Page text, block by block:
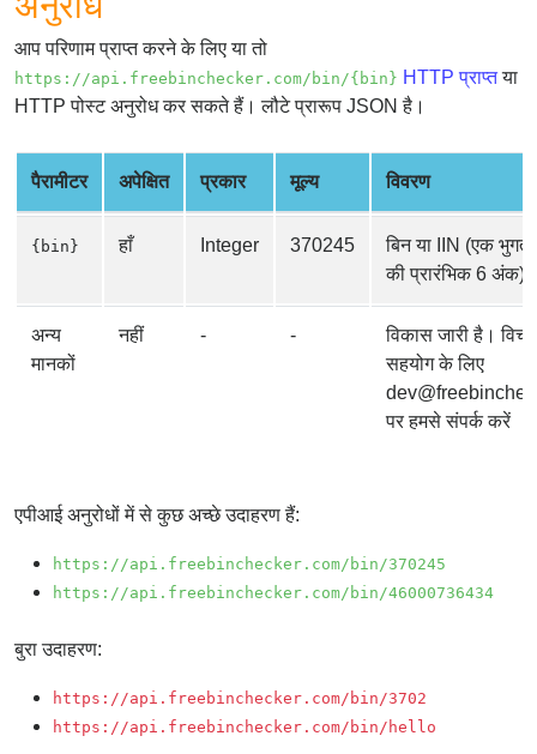
Generate
Credit
Card
from
BIN
Credit
Card
Checker
Service
What
is
My
IP
Lookup
IP
BIN
/
आप परिणाम प्राप्त करने के लिए या तो
https://api.freebinchecker.com/bin/{bin} HTTP प्राप्तया
HTTP पोस्ट अनुरोध कर सकते हैं। लौटे प्रारूप JSON है।
पैरामीटर अपेक्षित प्रकार मूल्य विवरण
{bin} हाँ Integer 370245
बिन या IIN (एक
की प्रारंभिक 6 अंक)
अन्य
मानकों
नहीं - -
विकास जारी है।
सहयोग के लिए
पर हमसे संपर्क करें
एपीआई अनुरोधों में से कुछ अच्छे उदाहरण हैं:
https://api.freebinchecker.com/bin/370245
https://api.freebinchecker.com/bin/46000736434
बुरा उदाहरण:
https://api.freebinchecker.com/bin/3702
https://api.freebinchecker.com/bin/hello